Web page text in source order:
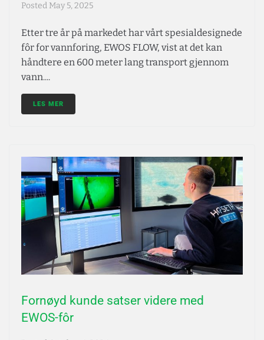
Posted May 5, 2025
Etter tre år på markedet har vårt spesialdesignede
fôr for vannforing, EWOS FLOW, vist at det kan
håndtere en 600 meter lang transport gjennom
vann....
LES MER
Fornøyd kunde satser videre med
EWOS-fôr